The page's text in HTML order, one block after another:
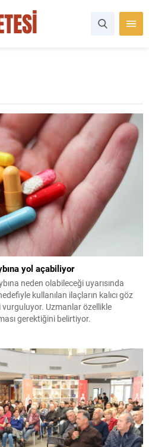
yol açabiliyor
neden olabileceği uyarısında
kullanılan ilaçların kalıcı göz
Uzmanlar özellikle
gerektiğini belirtiyor.